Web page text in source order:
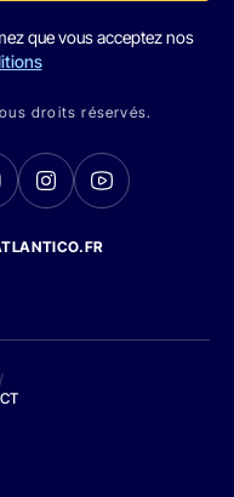
que vous acceptez nos
droits réservés.
/